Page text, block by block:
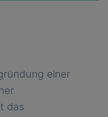
einer
das